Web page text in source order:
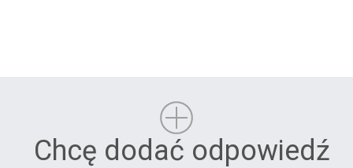
Chcę dodać odpowiedź